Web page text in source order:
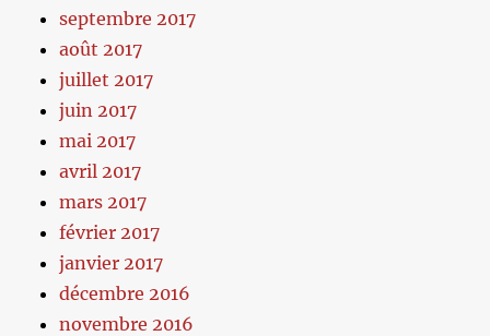
septembre 2017
août 2017
juillet 2017
juin 2017
mai 2017
avril 2017
mars 2017
février 2017
janvier 2017
décembre 2016
novembre 2016